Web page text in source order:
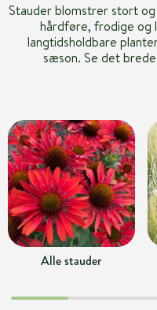
Stauder blomstrer stort
hårdføre, frodige og
langtidsholdbare
sæson. Se det
Alle stauder